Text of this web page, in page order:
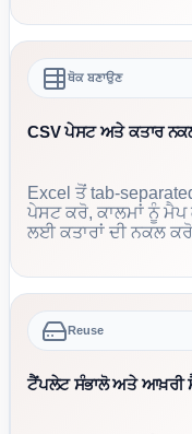
ਥੋਕ ਬਣਾਉਣ
CSV ਪੇਸਟ ਅਤੇ ਕਤਾਰ
Excel ਤੋਂ tab-
ਪੇਸਟ ਕਰੋ, ਕਾਲਮਾਂ ਨੂੰ ਮੈਪ
ਲਈ ਕਤਾਰਾਂ ਦੀ ਨਕਲ
Reuse
ਟੈਂਪਲੇਟ ਸੰਭਾਲੋ ਅਤੇ ਆਖ਼ਰੀ